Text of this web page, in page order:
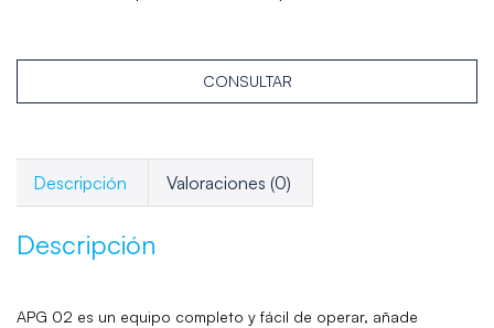
CONSULTAR
Descripción Valoraciones (0)
Descripción
APG 02 es un equipo completo y fácil de operar, añade